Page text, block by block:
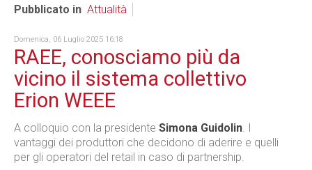
Pubblicato in Attualità
Domenica, 06 Luglio 2025 16:18
RAEE, conosciamo più da
vicino il sistema collettivo
Erion WEEE
A colloquio con la presidente Simona Guidolin. I
vantaggi dei produttori che decidono di aderire e quelli
per gli operatori del retail in caso di partnership.